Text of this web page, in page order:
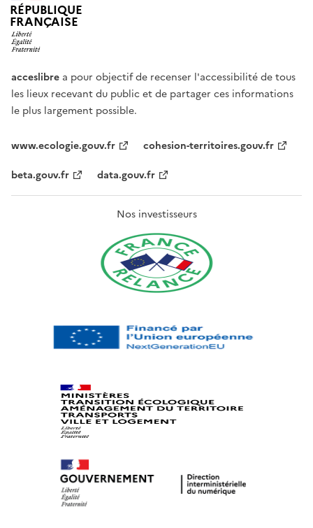
RÉPUBLIQUE
FRANÇAISE
acceslibre a pour objectif de recenser l'accessibilité de tous
les lieux recevant du public et de partager ces informations
le plus largement possible.
www.ecologie.gouv.fr
cohesion-territoires.gouv.fr
beta.gouv.fr
data.gouv.fr
Nos investisseurs